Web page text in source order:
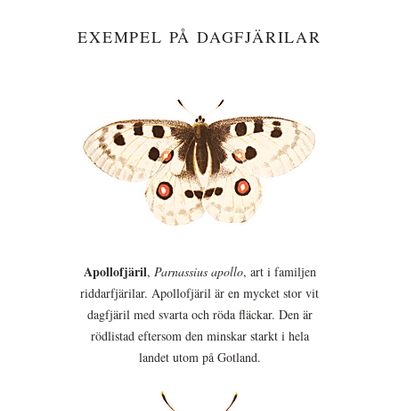
EXEMPEL PÅ DAGFJÄRILAR
Apollofjäril, Parnassius apollo, art i familjen
riddarfjärilar. Apollofjäril är en mycket stor vit
dagfjäril med svarta och röda fläckar. Den är
rödlistad eftersom den minskar starkt i hela
landet utom på Gotland.